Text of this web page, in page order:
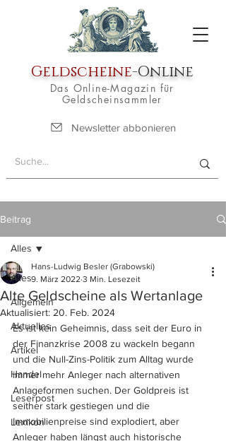
Geldscheine-Online
Das Online-Magazin für
Geldscheinsammler
Newsletter abbonieren
Beitrag
Alles
Allgemein
Aktuelles
Artikel
Handel
Leserpost
Lexikon
Alles
Alte Geldscheine als Wertanlage
Hans-Ludwig Besler (Grabowski)
9. März 2022 3 Min. Lesezeit
Aktualisiert: 20. Feb. 2024
Es ist kein Geheimnis, dass seit der Euro in
der Finanzkrise 2008 zu wackeln begann
und die Null-Zins-Politik zum Alltag wurde
immer mehr Anleger nach alternativen
Anlageformen suchen. Der Goldpreis ist
seither stark gestiegen und die
Immobilienpreise sind explodiert, aber
Anleger haben längst auch historische